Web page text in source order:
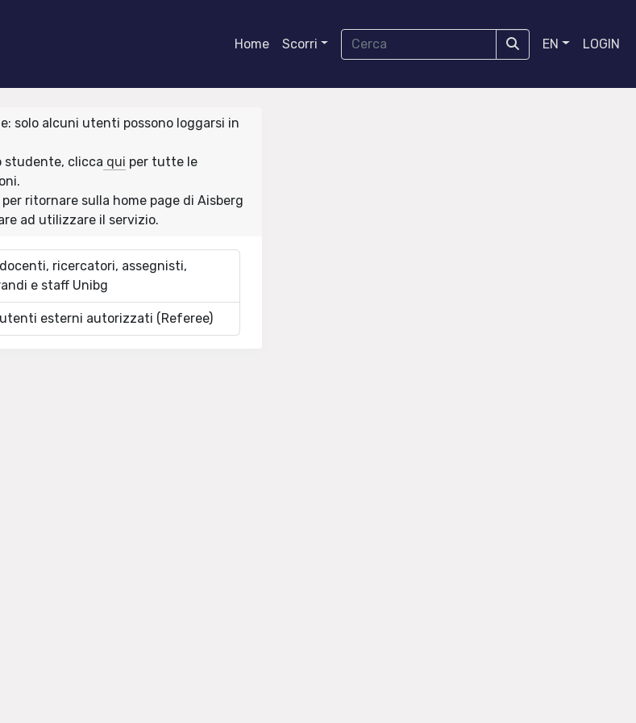
Home Scorri EN LOGIN
solo alcuni utenti possono loggarsi in
studente, clicca qui per tutte le
per ritornare sulla home page di Aisberg
ad utilizzare il servizio.
ricercatori, assegnisti,
e staff Unibg
esterni autorizzati (Referee)